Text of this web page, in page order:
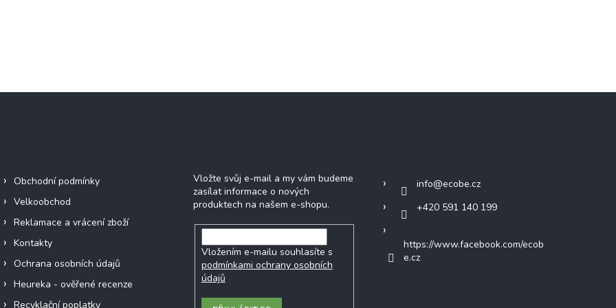
Obchodní podmínky
Velkoobchod
Reklamace a vrácení zboží
Kontakty
Ochrana osobních údajů
Heureka - ověřené recenze
Recyklační poplatky
Vložte svůj e-mail a my vám budeme
zasílat informace o nových
produktech na našem e-shopu.
Vložením e-mailu souhlasíte s
podmínkami ochrany osobních
údajů
info@ecobe.cz
+420 591 140 199
https://www.facebook.com/ecob
e.cz